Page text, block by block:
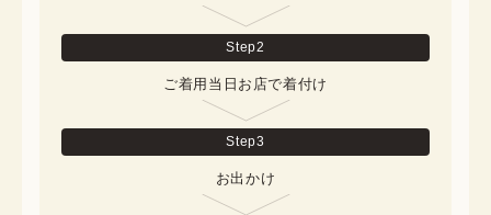
Step2
ご着用当日お店で着付け
Step3
お出かけ